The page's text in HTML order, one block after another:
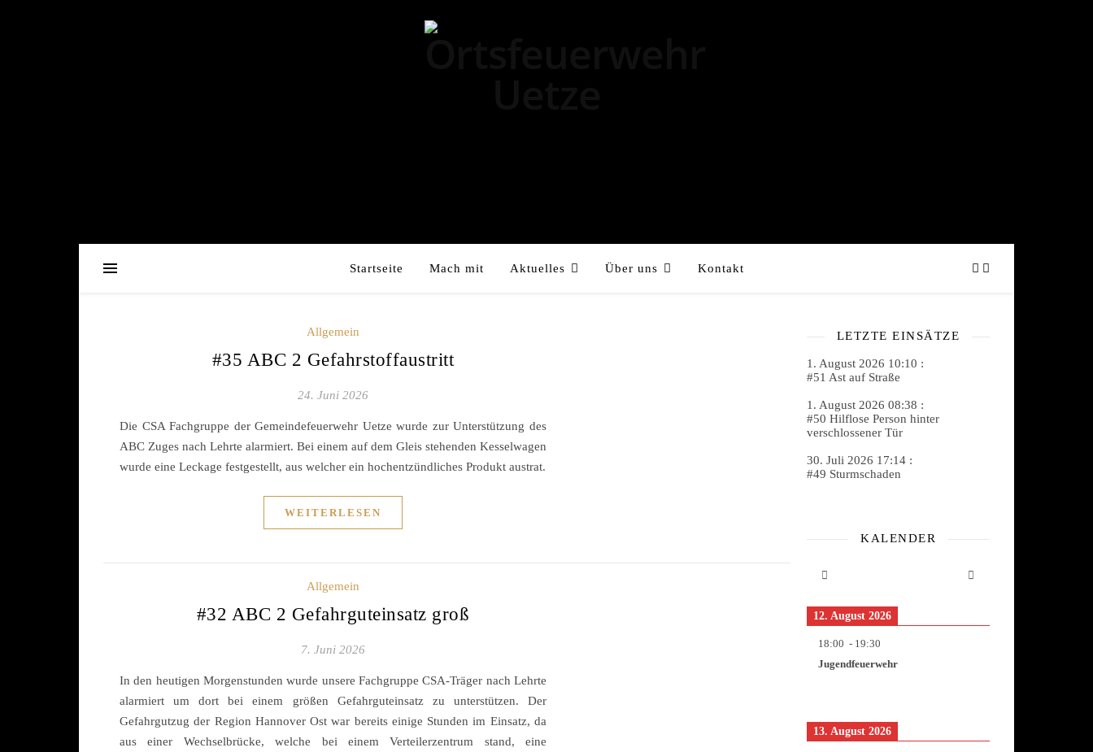
Startseite Mach mit Aktuelles Über uns Kontakt
Allgemein
#35 ABC 2 Gefahrstoffaustritt
24. Juni 2026
Die CSA Fachgruppe der Gemeindefeuerwehr Uetze wurde zur Unterstützung des
ABC Zuges nach Lehrte alarmiert. Bei einem auf dem Gleis stehenden Kesselwagen
wurde eine Leckage festgestellt, aus welcher ein hochentzündliches Produkt austrat.
WEITERLESEN
Allgemein
#32 ABC 2 Gefahrguteinsatz groß
7. Juni 2026
In den heutigen Morgenstunden wurde unsere Fachgruppe CSA-Träger nach Lehrte
alarmiert um dort bei einem größen Gefahrguteinsatz zu unterstützen. Der
Gefahrgutzug der Region Hannover Ost war bereits einige Stunden im Einsatz, da
aus einer Wechselbrücke, welche bei einem Verteilerzentrum stand, eine
LETZTE EINSÄTZE
1. August 2026 10:10 :
#51 Ast auf Straße
1. August 2026 08:38 :
#50 Hilflose Person hinter
verschlossener Tür
30. Juli 2026 17:14 :
#49 Sturmschaden
KALENDER
12. August 2026
18:00 - 19:30
Jugendfeuerwehr
13. August 2026